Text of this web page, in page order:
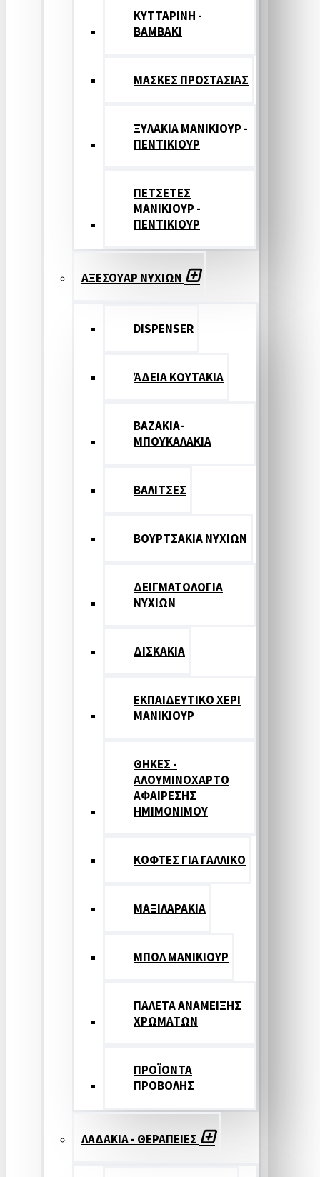
ΚΥΤΤΑΡΙΝΗ -
ΒΑΜΒΑΚΙ
ΜΑΣΚΕΣ ΠΡΟΣΤΑΣΙΑΣ
ΞΥΛΑΚΙΑ ΜΑΝΙΚΙΟΥΡ -
ΠΕΝΤΙΚΙΟΥΡ
ΠΕΤΣΕΤΕΣ
ΜΑΝΙΚΙΟΥΡ -
ΠΕΝΤΙΚΙΟΥΡ
ΑΞΕΣΟΥΑΡ ΝΥΧΙΩΝ
DISPENSER
ΆΔΕΙΑ ΚΟΥΤΑΚΙΑ
ΒΑΖΑΚΙΑ-
ΜΠΟΥΚΑΛΑΚΙΑ
ΒΑΛΙΤΣΕΣ
ΒΟΥΡΤΣΑΚΙΑ ΝΥΧΙΩΝ
ΔΕΙΓΜΑΤΟΛΟΓΙΑ
ΝΥΧΙΩΝ
ΔΙΣΚΑΚΙΑ
ΕΚΠΑΙΔΕΥΤΙΚΟ ΧΕΡΙ
ΜΑΝΙΚΙΟΥΡ
ΘΗΚΕΣ -
ΑΛΟΥΜΙΝΟΧΑΡΤΟ
ΑΦΑΙΡΕΣΗΣ
ΗΜΙΜΟΝΙΜΟΥ
ΚΟΦΤΕΣ ΓΙΑ ΓΑΛΛΙΚΟ
ΜΑΞΙΛΑΡΑΚΙΑ
ΜΠΟΛ ΜΑΝΙΚΙΟΥΡ
ΠΑΛΕΤΑ ΑΝΑΜΕΙΞΗΣ
ΧΡΩΜΑΤΩΝ
ΠΡΟΪΟΝΤΑ
ΠΡΟΒΟΛΗΣ
ΛΑΔΑΚΙΑ - ΘΕΡΑΠΕΙΕΣ